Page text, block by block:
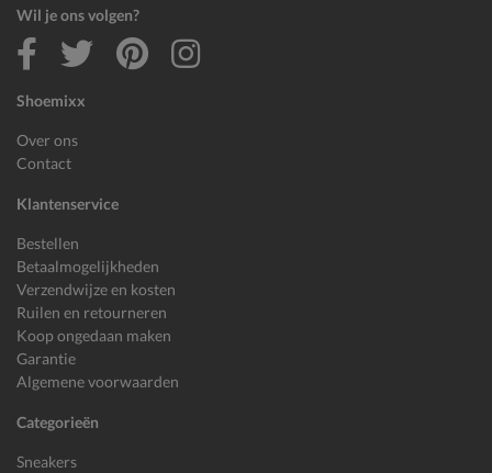
Shoemixx
Over ons
Contact
Klantenservice
Bestellen
Betaalmogelijkheden
Verzendwijze en kosten
Ruilen en retourneren
Koop ongedaan maken
Garantie
Algemene voorwaarden
Categorieën
Sneakers
Wil je ons volgen?